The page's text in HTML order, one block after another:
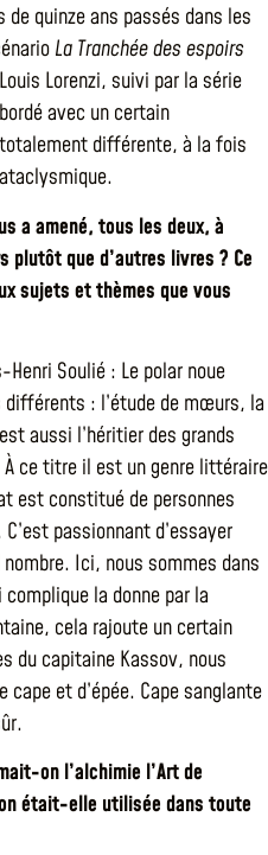
de quinze ans passés dans les
La Tranchée des espoirs
Lorenzi, suivi par la série
avec un certain
différente, à la fois
a amené, tous les deux, à
plutôt que d’autres livres ? Ce
sujets et thèmes que vous
Soulié : Le polar noue
différents : l’étude de mœurs, la
aussi l’héritier des grands
ce titre il est un genre littéraire
est constitué de personnes
passionnant d’essayer
nombre. Ici, nous sommes dans
la donne par la
cela rajoute un certain
du capitaine Kassov, nous
cape et d’épée. Cape sanglante
on l’alchimie l’Art de
était-elle utilisée dans toute